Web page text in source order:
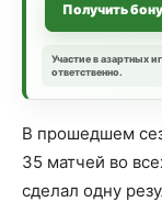
Получить
Участие в азартных
ответственно.
В прошедшем
35 матчей во
сделал одну